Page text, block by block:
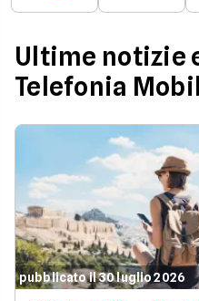
Ultime notizie
Telefonia
pubblicato il 30 luglio 2026